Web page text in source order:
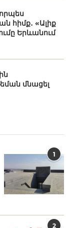
որպես
հիմք․ «Ալիք
Երևանում
մնացել
1
2